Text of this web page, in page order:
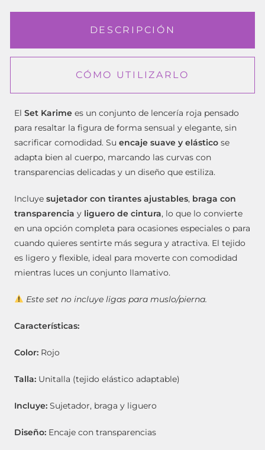
DESCRIPCIÓN
CÓMO UTILIZARLO
El Set Karime es un conjunto de lencería roja pensado
para resaltar la figura de forma sensual y elegante, sin
sacrificar comodidad. Su encaje suave y elástico se
adapta bien al cuerpo, marcando las curvas con
transparencias delicadas y un diseño que estiliza.
Incluye sujetador con tirantes ajustables, braga con
transparencia y liguero de cintura, lo que lo convierte
en una opción completa para ocasiones especiales o para
cuando quieres sentirte más segura y atractiva. El tejido
es ligero y flexible, ideal para moverte con comodidad
mientras luces un conjunto llamativo.
Este set no incluye ligas para muslo/pierna.
Características:
Color: Rojo
Talla: Unitalla (tejido elástico adaptable)
Incluye: Sujetador, braga y liguero
Diseño: Encaje con transparencias